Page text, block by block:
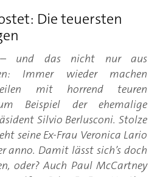
Die teuersten
und das nicht nur aus
Immer wieder machen
mit horrend teuren
Beispiel der ehemalige
Silvio Berlusconi. Stolze
seine Ex-Frau Veronica Lario
anno. Damit lässt sich’s doch
oder? Auch Paul McCartney